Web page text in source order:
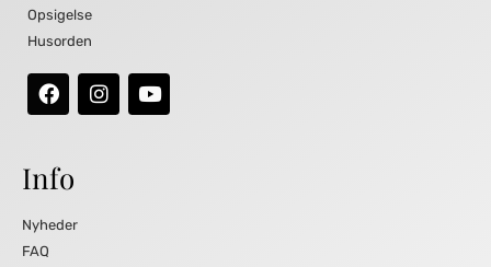
Opsigelse
Husorden
Info
Nyheder
FAQ